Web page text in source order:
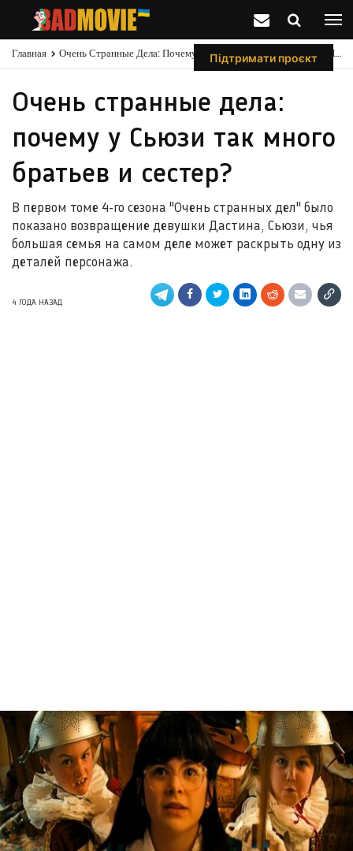
Підтримати проєкт
Главная Очень Странные Дела: Почему У Сьюзи Так Много Братьев И Сестер?
Очень странные дела:
почему у Сьюзи так много
братьев и сестер?
В первом томе 4-го сезона "Очень странных дел" было
показано возвращение девушки Дастина, Сьюзи, чья
большая семья на самом деле может раскрыть одну из
деталей персонажа.
4 ГОДА НАЗАД